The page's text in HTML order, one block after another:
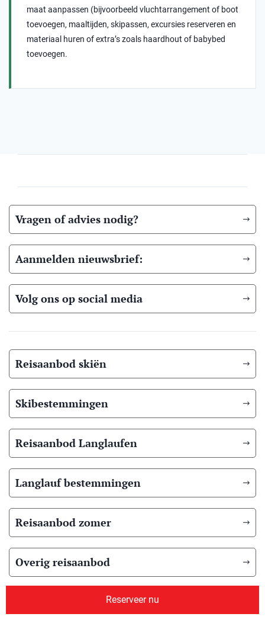
maat aanpassen (bijvoorbeeld vluchtarrangement of boot
toevoegen, maaltijden, skipassen, excursies reserveren en
materiaal huren of extra’s zoals haardhout of babybed
toevoegen.
Reserveer nu
Vragen of advies nodig?
Aanmelden nieuwsbrief:
Volg ons op social media
Reisaanbod skiën
Skibestemmingen
Reisaanbod Langlaufen
Langlauf bestemmingen
Reisaanbod zomer
Overig reisaanbod